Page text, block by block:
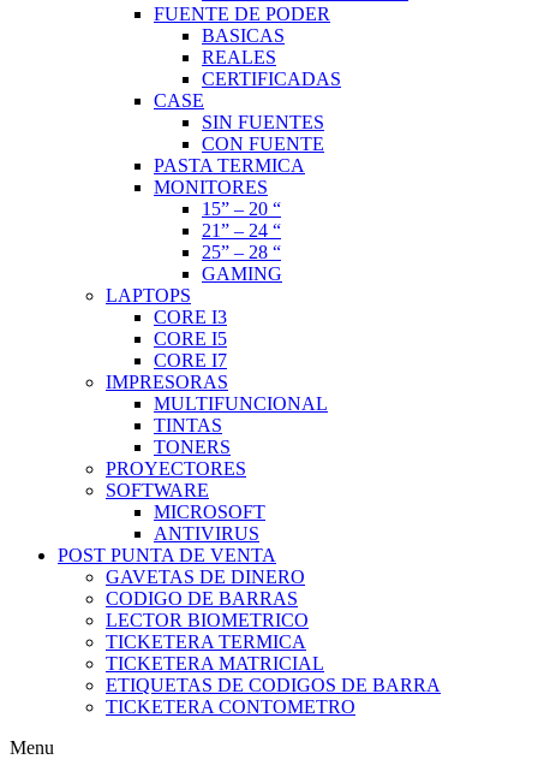
FUENTE DE PODER
BASICAS
REALES
CERTIFICADAS
CASE
SIN FUENTES
CON FUENTE
PASTA TERMICA
MONITORES
15” – 20 “
21” – 24 “
25” – 28 “
GAMING
LAPTOPS
CORE I3
CORE I5
CORE I7
IMPRESORAS
MULTIFUNCIONAL
TINTAS
TONERS
PROYECTORES
SOFTWARE
MICROSOFT
ANTIVIRUS
POST PUNTA DE VENTA
GAVETAS DE DINERO
CODIGO DE BARRAS
LECTOR BIOMETRICO
TICKETERA TERMICA
TICKETERA MATRICIAL
ETIQUETAS DE CODIGOS DE BARRA
TICKETERA CONTOMETRO
Menu